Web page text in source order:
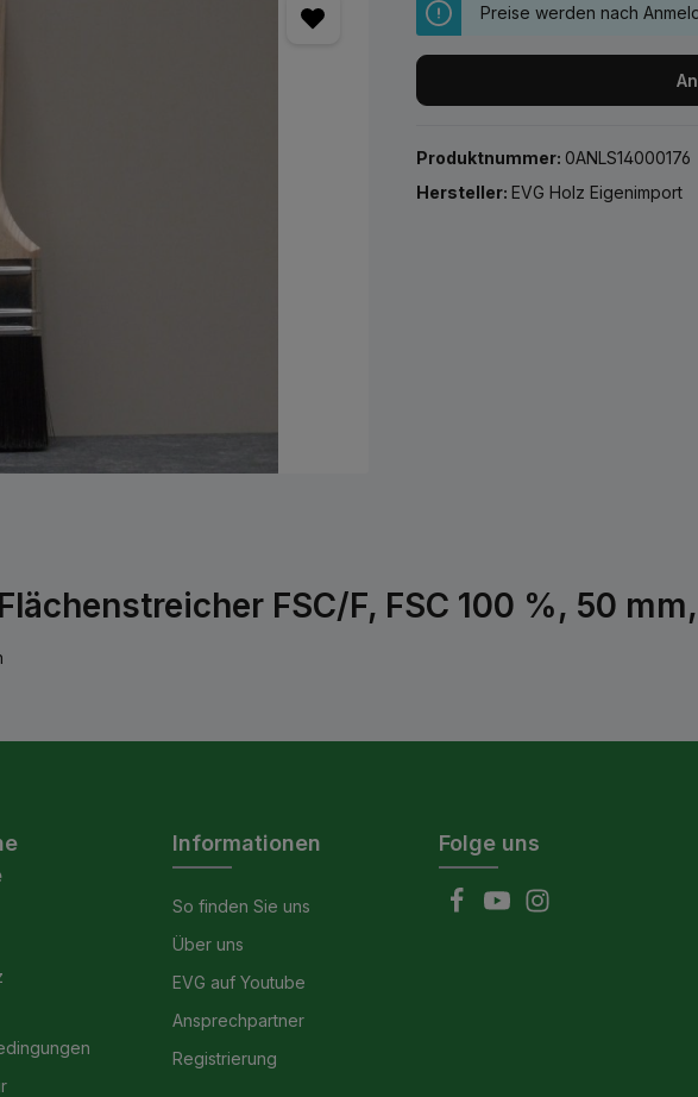
Preise werden nach
Produktnummer: 0ANLS14000176
Hersteller:EVG Holz Eigenimport
FSC/F, FSC 100 %, 50
Informationen
So finden Sie uns
Über uns
EVG auf Youtube
Ansprechpartner
Registrierung
Folge uns